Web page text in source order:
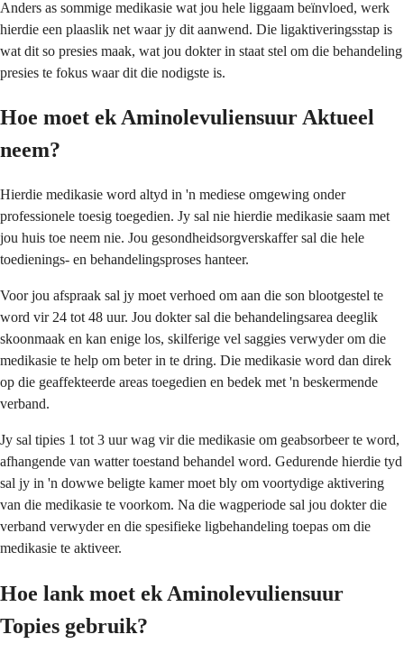
Anders as sommige medikasie wat jou hele liggaam beïnvloed, werk
hierdie een plaaslik net waar jy dit aanwend. Die ligaktiveringsstap is
wat dit so presies maak, wat jou dokter in staat stel om die behandeling
presies te fokus waar dit die nodigste is.
Hoe moet ek Aminolevuliensuur Aktueel
neem?
Hierdie medikasie word altyd in 'n mediese omgewing onder
professionele toesig toegedien. Jy sal nie hierdie medikasie saam met
jou huis toe neem nie. Jou gesondheidsorgverskaffer sal die hele
toedienings- en behandelingsproses hanteer.
Voor jou afspraak sal jy moet verhoed om aan die son blootgestel te
word vir 24 tot 48 uur. Jou dokter sal die behandelingsarea deeglik
skoonmaak en kan enige los, skilferige vel saggies verwyder om die
medikasie te help om beter in te dring. Die medikasie word dan direk
op die geaffekteerde areas toegedien en bedek met 'n beskermende
verband.
Jy sal tipies 1 tot 3 uur wag vir die medikasie om geabsorbeer te word,
afhangende van watter toestand behandel word. Gedurende hierdie tyd
sal jy in 'n dowwe beligte kamer moet bly om voortydige aktivering
van die medikasie te voorkom. Na die wagperiode sal jou dokter die
verband verwyder en die spesifieke ligbehandeling toepas om die
medikasie te aktiveer.
Hoe lank moet ek Aminolevuliensuur
Topies gebruik?